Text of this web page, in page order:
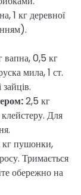
1 кг деревної
вапна, 0,5 кг
мила, 1 ст.
2,5 кг
Для
пушонки,
Тримається
обережно на